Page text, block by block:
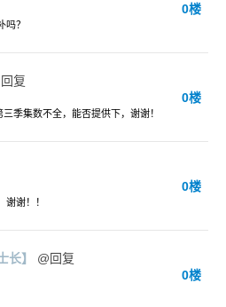
0楼
？
复
0楼
季集数不全，能否提供下，谢谢！
0楼
谢谢！！
长】 @回复
0楼